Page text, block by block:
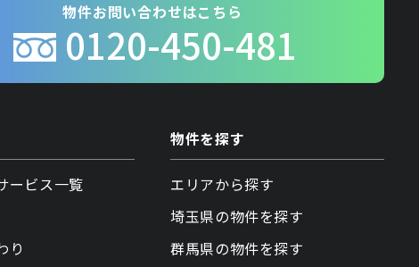
物件お問い合わせはこちら
0120-450-481
ービス一覧
り
物件を探す
エリアから探す
埼玉県の物件を探す
群馬県の物件を探す